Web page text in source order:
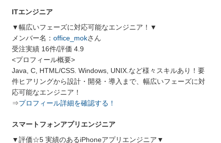
ITエンジニア
▼幅広いフェーズに対応可能なエンジニア！▼
メンバー名： office_mokさん
受注実績 16件/評価 4.9
<プロフィール概要>
Java, C, HTML/CSS. Windows, UNIX.など様々スキルあり！要
件ヒアリングから設計・開発・導入まで、幅広いフェーズに対
応可能なエンジニア！
⇒プロフィール詳細を確認する！
スマートフォンアプリエンジニア
▼評価☆5 実績のあるiPhoneアプリエンジニア▼